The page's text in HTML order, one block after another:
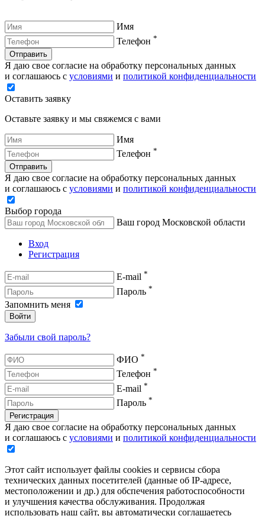
Имя
Телефон *
Отправить
Я даю свое согласие на обработку персональных данных
и соглашаюсь с условиями и политикой конфиденциальности
Оставить заявку
Оставьте заявку и мы свяжемся с вами
Имя
Телефон *
Отправить
Я даю свое согласие на обработку персональных данных
и соглашаюсь с условиями и политикой конфиденциальности
Выбор города
Ваш город Московской области
Вход
Регистрация
E-mail *
Пароль *
Запомнить меня
Войти
Забыли свой пароль?
ФИО *
Телефон *
E-mail *
Пароль *
Регистрация
Я даю свое согласие на обработку персональных данных
и соглашаюсь с условиями и политикой конфиденциальности
Этот сайт использует файлы cookies и сервисы сбора
технических данных посетителей (данные об IP-адресе,
местоположении и др.) для обспечения работоспособности
и улучшения качества обслуживания. Продолжая
использовать наш сайт, вы автоматически соглашаетесь